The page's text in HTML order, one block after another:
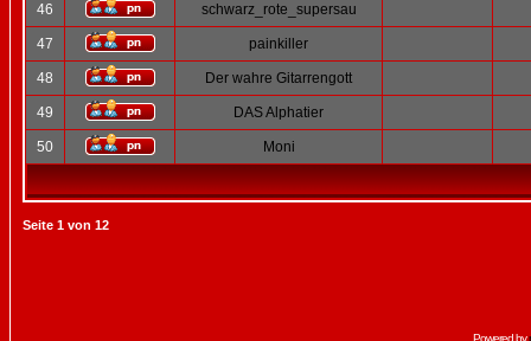
46 schwarz_rote_supersau
47 painkiller
48 Der wahre Gitarrengott
49 DAS Alphatier
50 Moni
Seite 1 von 12
Powered by